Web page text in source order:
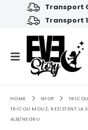
Transport
Transport
HOME SHOP
TRICOU MOUZ, REZISTENT LA
ALB/NEGRU